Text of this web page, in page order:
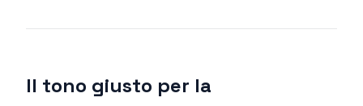
Il tono giusto per la